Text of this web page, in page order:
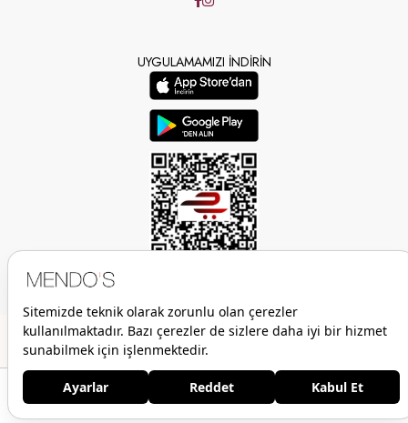
UYGULAMAMIZI İNDİRİN
Mendo’s bir Çiçek İç Giyim Tic. ve San. A.Ş. markasıdır.
Anasayfa Favorilerim Sepetim Üye Girişi